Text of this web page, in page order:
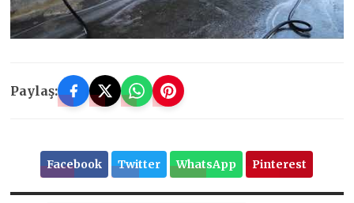
Paylaş:
Facebook Twitter WhatsApp Pinterest